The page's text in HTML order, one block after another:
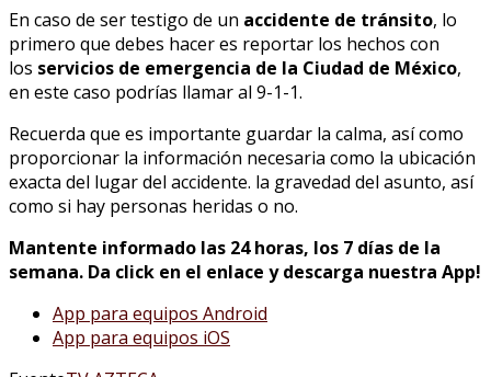
En caso de ser testigo de un accidente de tránsito, lo
primero que debes hacer es reportar los hechos con
los servicios de emergencia de la Ciudad de México,
en este caso podrías llamar al 9-1-1.
Recuerda que es importante guardar la calma, así como
proporcionar la información necesaria como la ubicación
exacta del lugar del accidente. la gravedad del asunto, así
como si hay personas heridas o no.
Mantente informado las 24 horas, los 7 días de la
semana. Da click en el enlace y descarga nuestra App!
App para equipos Android
App para equipos iOS